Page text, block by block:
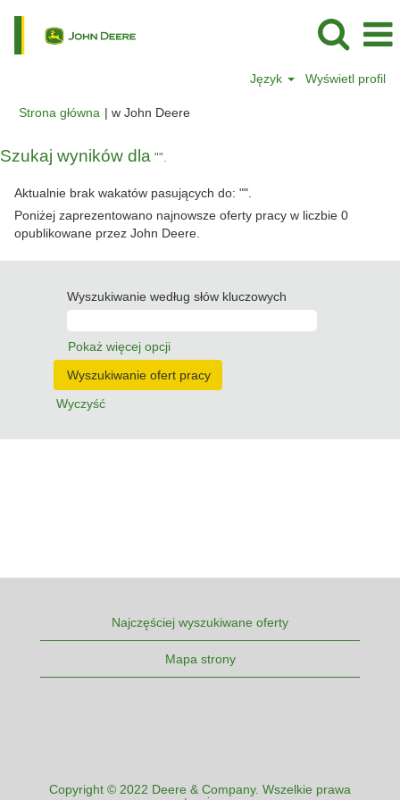
Język Wyświetl profil
Strona główna | w John Deere(bieżąca
Szukaj wyników dla "".
Aktualnie brak wakatów pasujących do: "".
Poniżej zaprezentowano najnowsze oferty pracy w liczbie 0
opublikowane przez John Deere.
Wyszukiwanie według słów kluczowych
Pokaż więcej opcji
Wyczyść
Najczęściej wyszukiwane oferty
Mapa strony
Copyright © 2022 Deere & Company. Wszelkie prawa